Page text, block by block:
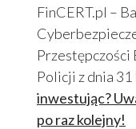
FinCERT.pl –
Przestępczości
Policji z dnia
inwestując?
po raz kolejny!